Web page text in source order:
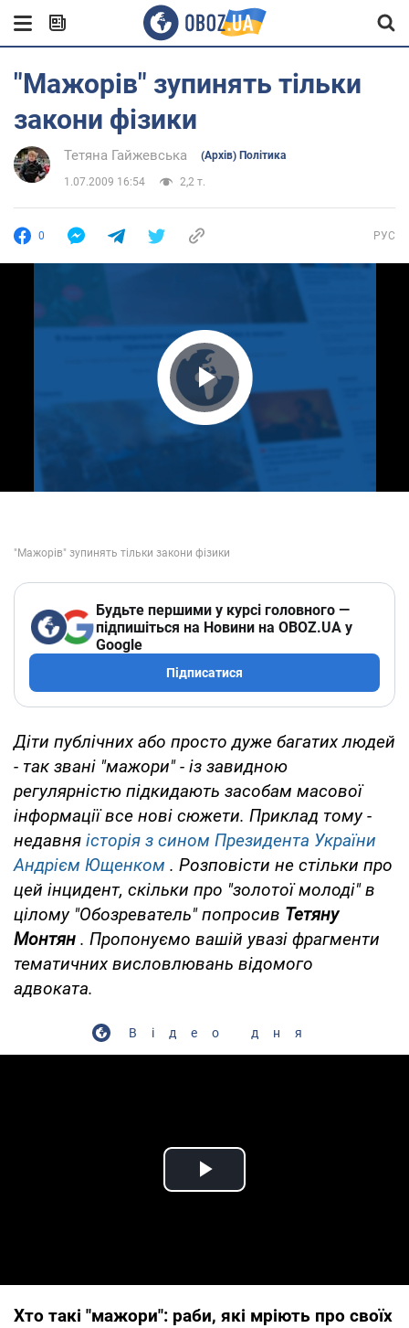
"Мажорів" зупинять тільки
закони фізики
Тетяна Гайжевська (Архів) Політика
1.07.2009 16:54 2,2 т.
0 РУС
Play Video
Будьте першими у курсі головного —
підпишіться на Новини на OBOZ.UA у
Google
Підписатися
Діти публічних або просто дуже багатих людей
- так звані "мажори" - із завидною
регулярністю підкидають засобам масової
інформації все нові сюжети. Приклад тому -
недавня історія з сином Президента України
Андрієм Ющенком . Розповісти не стільки про
цей інцидент, скільки про "золотої молоді" в
цілому "Обозреватель" попросив Тетяну
Монтян . Пропонуємо вашій увазі фрагменти
тематичних висловлювань відомого
адвоката.
Відео дня
Play Video
Хто такі "мажори": раби, які мріють про своїх